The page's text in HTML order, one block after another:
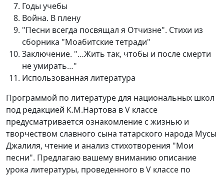
Годы учебы
Война. В плену
"Песни всегда посвящал я Отчизне". Стихи из
сборника "Моабитские тетради"
Заключение. "…Жить так, чтобы и после смерти
не умирать…"
Использованная литература
Программой по литературе для национальных школ
под редакцией К.М.Нартова в V классе
предусматривается ознакомление с жизнью и
творчеством славного сына татарского народа Мусы
Джалиля, чтение и анализ стихотворения "Мои
песни". Предлагаю вашему вниманию описание
урока литературы, проведенного в V классе по